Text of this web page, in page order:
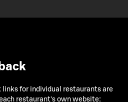
links for individual restaurants are
restaurant's own website: